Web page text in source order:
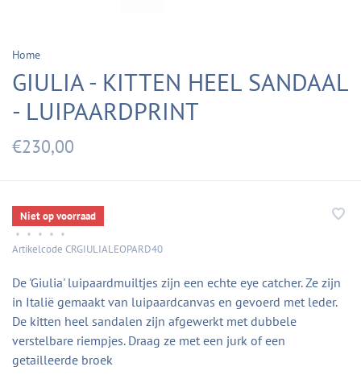
Home
GIULIA - KITTEN HEEL SANDAAL
- LUIPAARDPRINT
€230,00
Niet op voorraad
• • • • •
Artikelcode CRGIULIALEOPARD40
De 'Giulia' luipaardmuiltjes zijn een echte eye catcher. Ze zijn
in Italië gemaakt van luipaardcanvas en gevoerd met leder.
De kitten heel sandalen zijn afgewerkt met dubbele
verstelbare riempjes. Draag ze met een jurk of een
getailleerde broek